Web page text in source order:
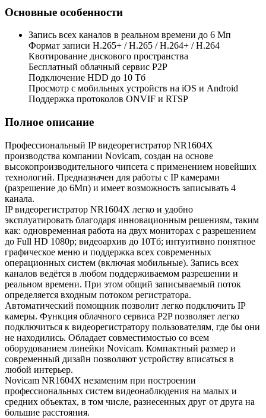
Основные особенности
Запись всех каналов в реальном времени до 6 Мп
Формат записи H.265+ / H.265 / H.264+ / H.264
Квотирование дискового пространства
Бесплатный облачный сервис Р2Р
Подключение HDD до 10 Тб
Просмотр с мобильных устройств на iOS и Android
Поддержка протоколов ONVIF и RTSP
Полное описание
Профессиональный IP видеорегистратор NR1604X
производства компании Novicam, создан на основе
высокопроизводительного чипсета с применением новейших
технологий. Предназначен для работы с IP камерами
(разрешение до 6Мп) и имеет возможность записывать 4
канала.
IP видеорегистратор NR1604X легко и удобно
эксплуатировать благодаря инновационным решениям, таким
как: одновременная работа на двух мониторах с разрешением
до Full HD 1080p; видеоархив до 10Тб; интуитивно понятное
графическое меню и поддержка всех современных
операционных систем (включая мобильные). Запись всех
каналов ведётся в любом поддерживаемом разрешении и
реальном времени. При этом общий записываемый поток
определяется входным потоком регистратора.
Автоматический помощник позволит легко подключить IP
камеры. Функция облачного сервиса P2P позволяет легко
подключиться к видеорегистратору пользователям, где бы они
не находились. Обладает совместимостью со всем
оборудованием линейки Novicam. Компактный размер и
современный дизайн позволяют устройству вписаться в
любой интерьер.
Novicam NR1604X незаменим при построении
профессиональных систем видеонаблюдения на малых и
средних объектах, в том числе, разнесенных друг от друга на
большие расстояния.